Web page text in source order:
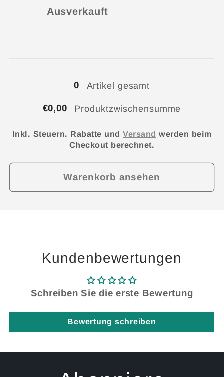
Anzahl
Ausverkauft
0
Artikel gesamt
€0,00 Produktzwischensumme
Inkl. Steuern. Rabatte und Versand werden beim
Checkout berechnet.
Warenkorb ansehen
Kundenbewertungen
Schreiben Sie die erste Bewertung
Bewertung schreiben